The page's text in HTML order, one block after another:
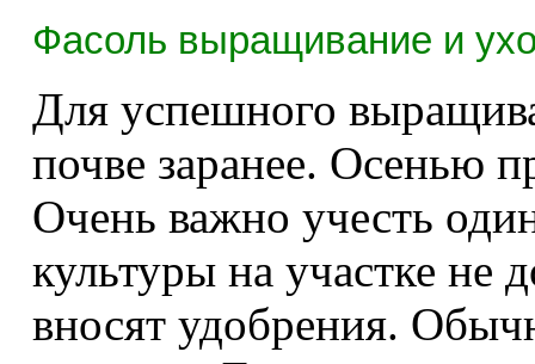
Фасоль выращивание и
Для успешного
почве заранее. Осенью
Очень важно учесть
культуры на участке
вносят удобрения.